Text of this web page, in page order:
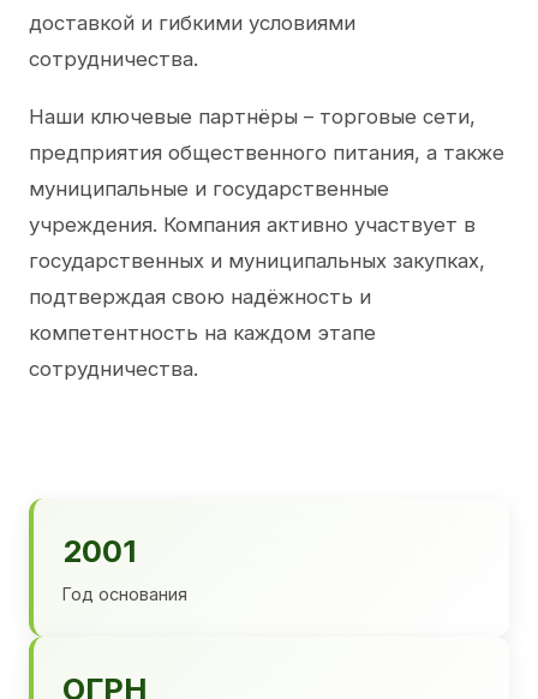
доставкой и гибкими условиями
сотрудничества.
Наши ключевые партнёры – торговые сети,
предприятия общественного питания, а также
муниципальные и государственные
учреждения. Компания активно участвует в
государственных и муниципальных закупках,
подтверждая свою надёжность и
компетентность на каждом этапе
сотрудничества.
2001
Год основания
ОГРН